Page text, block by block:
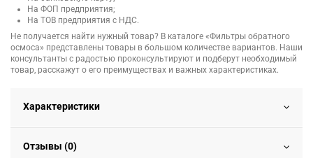
На ФОП предприятия;
На ТОВ предприятия с НДС.
Не получается найти нужный товар? В каталоге «Фильтры обратного
осмоса» представлены товары в большом количестве вариантов. Наши
консультанты с радостью проконсультируют и подберут необходимый
товар, расскажут о его преимуществах и важных характеристиках.
Характеристики
Отзывы (0)